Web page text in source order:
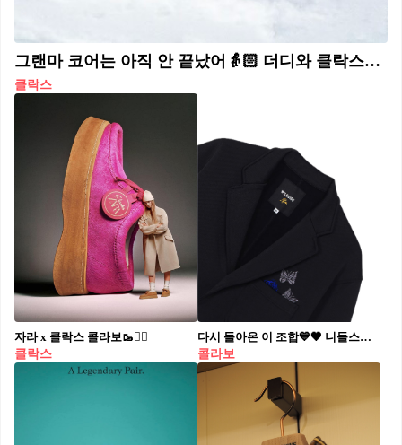
그랜마 코어는 아직 안 끝났어👵🏻 더디와 클락스가 선보인 커스텀 에디션으로 만나👋🏻🤎 한국 기반 브랜드 더디와 클락스 오리지널이 만나, 클락스의 시그니처 모델인 왈라비 실루엣에 더디 특유의 빈티지하고 감각적인 무드로 재해석했습니다. 페이크 퍼 소재와 벗겨진 꽃무늬 디테일을 더해 포인트를 살린 이번 협업 제품은 1월 8일 오전 11시 공식 홈페이지와 웍스 아웃을 통해 사전 예약 판매될 예정입니다.
클락스
자라 x 클락스 콜라보🥾❤️‍🔥
클락스
다시 돌아온 이 조합💙🖤 니들스와 요지 야마모토의 26년 새로운 챕터 확인!!🥀 니들스와 와일드사이드 요지 야마모토의 협업 소식 들었나요? 이번 컬렉션은 블루와 블랙 컬러 중심으로, 니들스의 대표 모티프인 나비와 요지 야마모토의 아이코닉한 장미 자수가 포인트입니다. 특유의 니들스 실루엣에 요지 야마모토의 감각적인 디테일이 더해진 이번 협업은 이지 3B 재킷부터 트랙 팬츠, 맨투맨 등 총 5가지 상품 구성으로 1월 14일 출시 예정입니다.
콜라보